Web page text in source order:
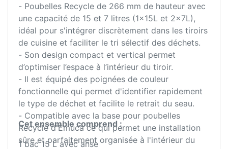
- Poubelles Recycle de 266 mm de hauteur avec
une capacité de 15 et 7 litres (1x15L et 2x7L),
idéal pour s'intégrer discrètement dans les tiroirs
de cuisine et faciliter le tri sélectif des déchets.
- Son design compact et vertical permet
d’optimiser l’espace à l’intérieur du tiroir.
- Il est équipé des poignées de couleur
fonctionnelle qui permet d'identifier rapidement
le type de déchet et facilite le retrait du seau.
- Compatible avec la base pour poubelles
Recycle d'Emuca ce qui permet une installation
sûre et parfaitement organisée à l'intérieur du
Cet ensemble comprend :
1 bac 15 L avec anse